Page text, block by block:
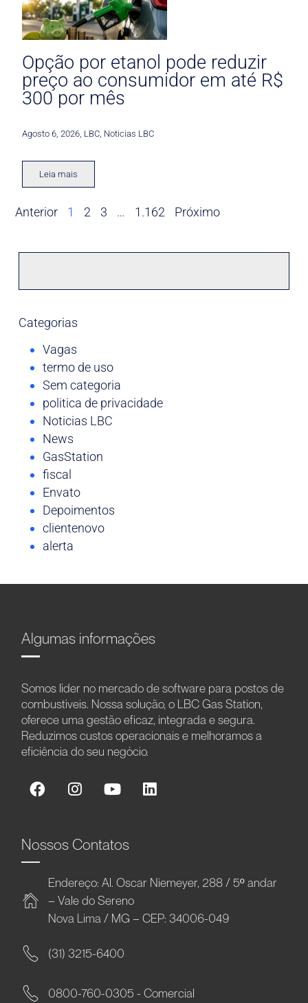
Opção por etanol pode reduzir
preço ao consumidor em até R$
300 por mês
Agosto 6, 2026 LBC Noticias LBC
Leia mais
Anterior 1 2 3 … 1.162 Próximo
Categorias
Vagas
termo de uso
Sem categoria
politica de privacidade
Noticias LBC
News
GasStation
fiscal
Envato
Depoimentos
clientenovo
alerta
Algumas informações
Somos líder no mercado de software para postos de
combustíveis. Nossa solução, o LBC Gas Station,
oferece uma gestão eficaz, integrada e segura.
Reduzimos custos operacionais e melhoramos a
eficiência do seu negócio.
Nossos Contatos
Endereço: Al. Oscar Niemeyer, 288 / 5º andar
– Vale do Sereno
Nova Lima / MG – CEP: 34006-049
(31) 3215-6400
0800-760-0305 - Comercial